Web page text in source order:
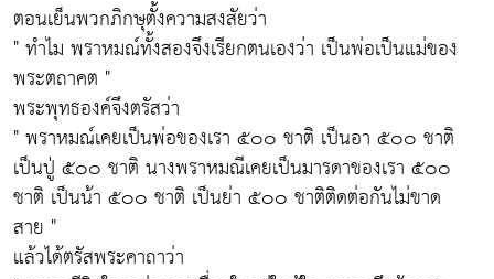
ตอนเย็นพวกภิกษุตั้งความสงสัยว่า
" ทำไม พราหมณ์ทั้งสองจึงเรียกตนเองว่า เป็นพ่อเป็นแม่ของ
พระตถาคต "
พระพุทธองค์จึงตรัสว่า
" พราหมณ์เคยเป็นพ่อของเรา ๕๐๐ ชาติ เป็นอา ๕๐๐ ชาติ
เป็นปู่ ๕๐๐ ชาติ นางพราหมณีเคยเป็นมารดาของเรา ๕๐๐
ชาติ เป็นน้า ๕๐๐ ชาติ เป็นย่า ๕๐๐ ชาติติดต่อกันไม่ขาด
สาย "
แล้วได้ตรัสพระคาถาว่า